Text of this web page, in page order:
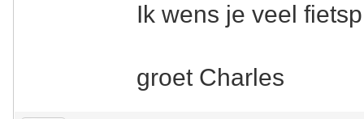
Ik wens je veel
groet Charles